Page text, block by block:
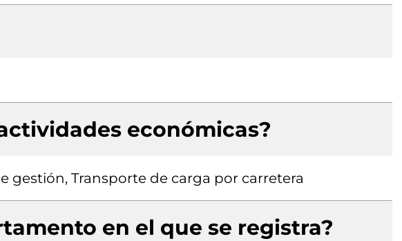
económicas?
gestión, Transporte de carga por carretera
en el que se registra?